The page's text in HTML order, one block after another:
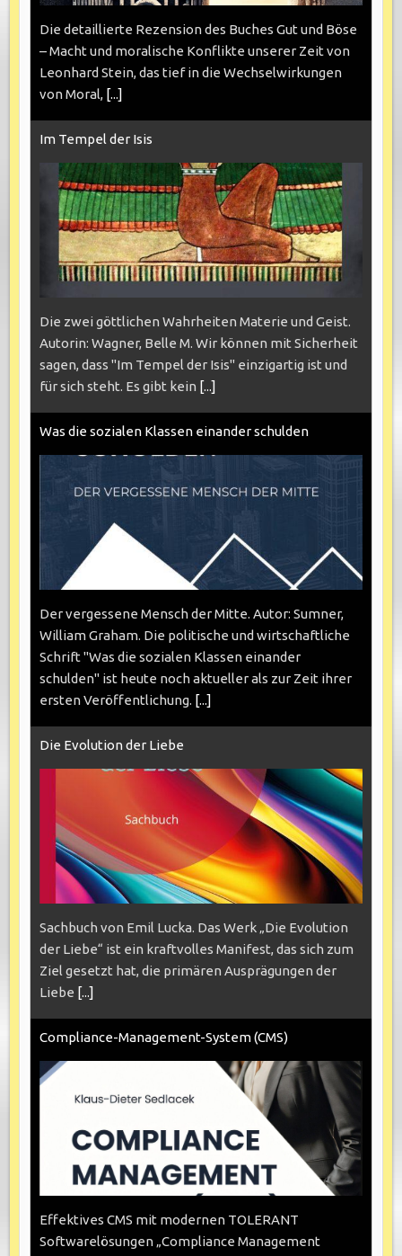
Die detaillierte Rezension des Buches Gut und Böse
– Macht und moralische Konflikte unserer Zeit von
Leonhard Stein, das tief in die Wechselwirkungen
von Moral, [...]
Im Tempel der Isis
Die zwei göttlichen Wahrheiten Materie und Geist.
Autorin: Wagner, Belle M. Wir können mit Sicherheit
sagen, dass "Im Tempel der Isis" einzigartig ist und
für sich steht. Es gibt kein [...]
Was die sozialen Klassen einander schulden
Der vergessene Mensch der Mitte. Autor: Sumner,
William Graham. Die politische und wirtschaftliche
Schrift "Was die sozialen Klassen einander
schulden" ist heute noch aktueller als zur Zeit ihrer
ersten Veröffentlichung. [...]
Die Evolution der Liebe
Sachbuch von Emil Lucka. Das Werk „Die Evolution
der Liebe“ ist ein kraftvolles Manifest, das sich zum
Ziel gesetzt hat, die primären Ausprägungen der
Liebe [...]
Compliance-Management-System (CMS)
Effektives CMS mit modernen TOLERANT
Softwarelösungen „Compliance Management